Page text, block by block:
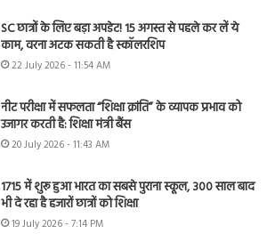
SC छात्रों के लिए बड़ा अपडेट! 15 अगस्त से पहले कर लें ये
काम, वरना अटक सकती है स्कॉलरशिप
22 July 2026 - 11:54 AM
नीट परीक्षा में सफलता “शिक्षा क्रांति” के व्यापक प्रभाव को
उजागर करती है: शिक्षा मंत्री बैंस
20 July 2026 - 11:43 AM
1715 में शुरू हुआ भारत का सबसे पुराना स्कूल, 300 साल बाद
भी दे रहा है हजारों छात्रों को शिक्षा
19 July 2026 - 7:14 PM